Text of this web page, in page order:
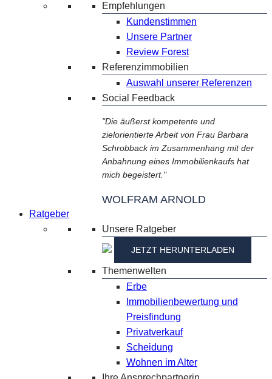
Empfehlungen
Kundenstimmen
Unsere Partner
Review Forest
Referenzimmobilien
Auswahl unserer Referenzen
Social Feedback
"Die äußerst kompetente und
zielorientierte Arbeit von Frau Barbara
Schrobback im Zusammenhang mit der
Anbahnung eines Immobilienkaufs hat
mich begeistert."
WOLFRAM ARNOLD
Ratgeber
Unsere Ratgeber
JETZT HERUNTERLADEN
Themenwelten
Erbe
Immobilienbewertung und
Preisfindung
Privatverkauf
Scheidung
Wohnen im Alter